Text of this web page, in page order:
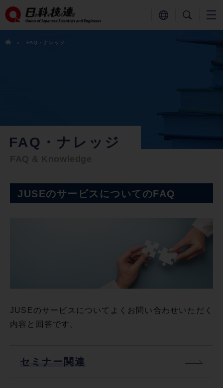
FAQ・ナレッジ
FAQ・ナレッジ
JUSEのサービスについてのFAQ
JUSEのサービスについてよくお問い合わせいただく
内容と回答です。
セミナー関連